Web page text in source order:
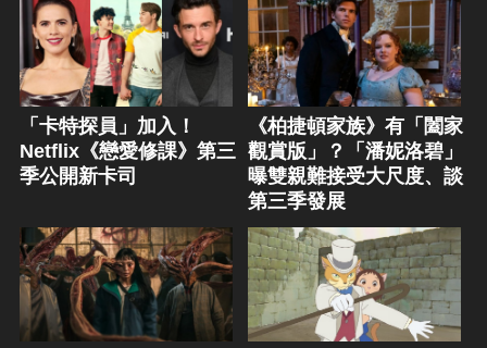
「卡特探員」加入！
Netflix《戀愛修課》第三
季公開新卡司
《柏捷頓家族》有「闔家
觀賞版」？「潘妮洛碧」
曝雙親難接受大尺度、談
第三季發展